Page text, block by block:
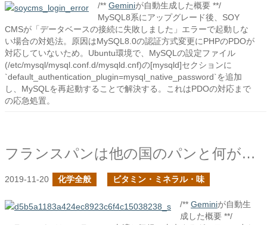
/** Geminiが自動生成した概要 **/
MySQL8系にアップグレード後、SOY
CMSが「データベースの接続に失敗しました」エラーで起動しな
い場合の対処法。原因はMySQL8.0の認証方式変更にPHPのPDOが
対応していないため。Ubuntu環境で、MySQLの設定ファイル
(/etc/mysql/mysql.conf.d/mysqld.cnf)の[mysqld]セクションに
`default_authentication_plugin=mysql_native_password`を追加
し、MySQLを再起動することで解決する。これはPDOの対応まで
の応急処置。
フランスパンは他の国のパンと何が違う？
2019-11-20 化学全般 ビタミン・ミネラル・味
/** Geminiが自動生
成した概要 **/